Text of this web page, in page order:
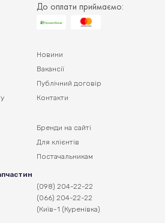
До оплати приймаємо:
Новини
Вакансії
Публічний договір
Контакти
Бренди на сайті
Для клієнтів
Постачальникам
(098) 204-22-22
(066) 204-22-22
(Київ-1 (Куренівка)